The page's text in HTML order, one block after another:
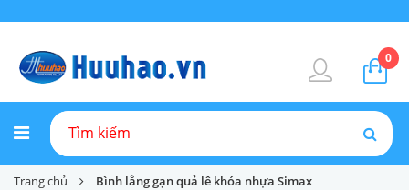
0
Trang chủ Bình lắng gạn quả lê khóa nhựa Simax